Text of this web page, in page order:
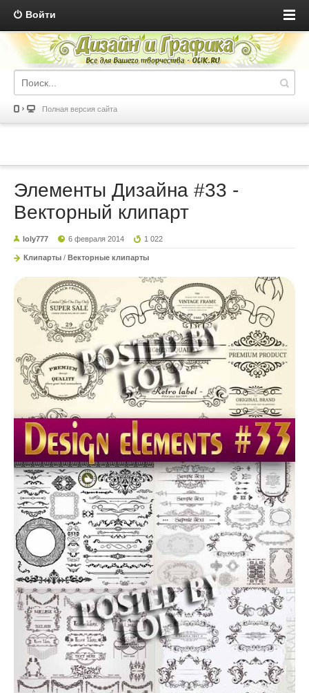
Войти
Полная версия сайта
Элементы Дизайна #33 -
Векторный клипарт
loly777 6 февраля 2014 1 022
Клипарты / Векторные клипарты